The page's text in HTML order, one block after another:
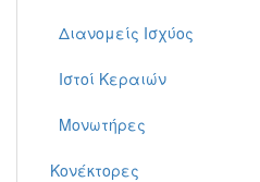
Διανομείς Ισχύος
Ιστοί Κεραιών
Μονωτήρες
Κονέκτορες